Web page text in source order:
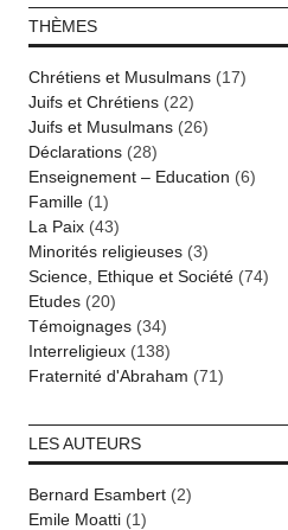
THÈMES
Chrétiens et Musulmans(17)
Juifs et Chrétiens(22)
Juifs et Musulmans(26)
Déclarations(28)
Enseignement – Education (6)
Famille(1)
La Paix(43)
Minorités religieuses(3)
Science, Ethique et Société(74)
Etudes(20)
Témoignages(34)
Interreligieux(138)
Fraternité d'Abraham (71)
LES AUTEURS
Bernard Esambert(2)
Emile Moatti(1)